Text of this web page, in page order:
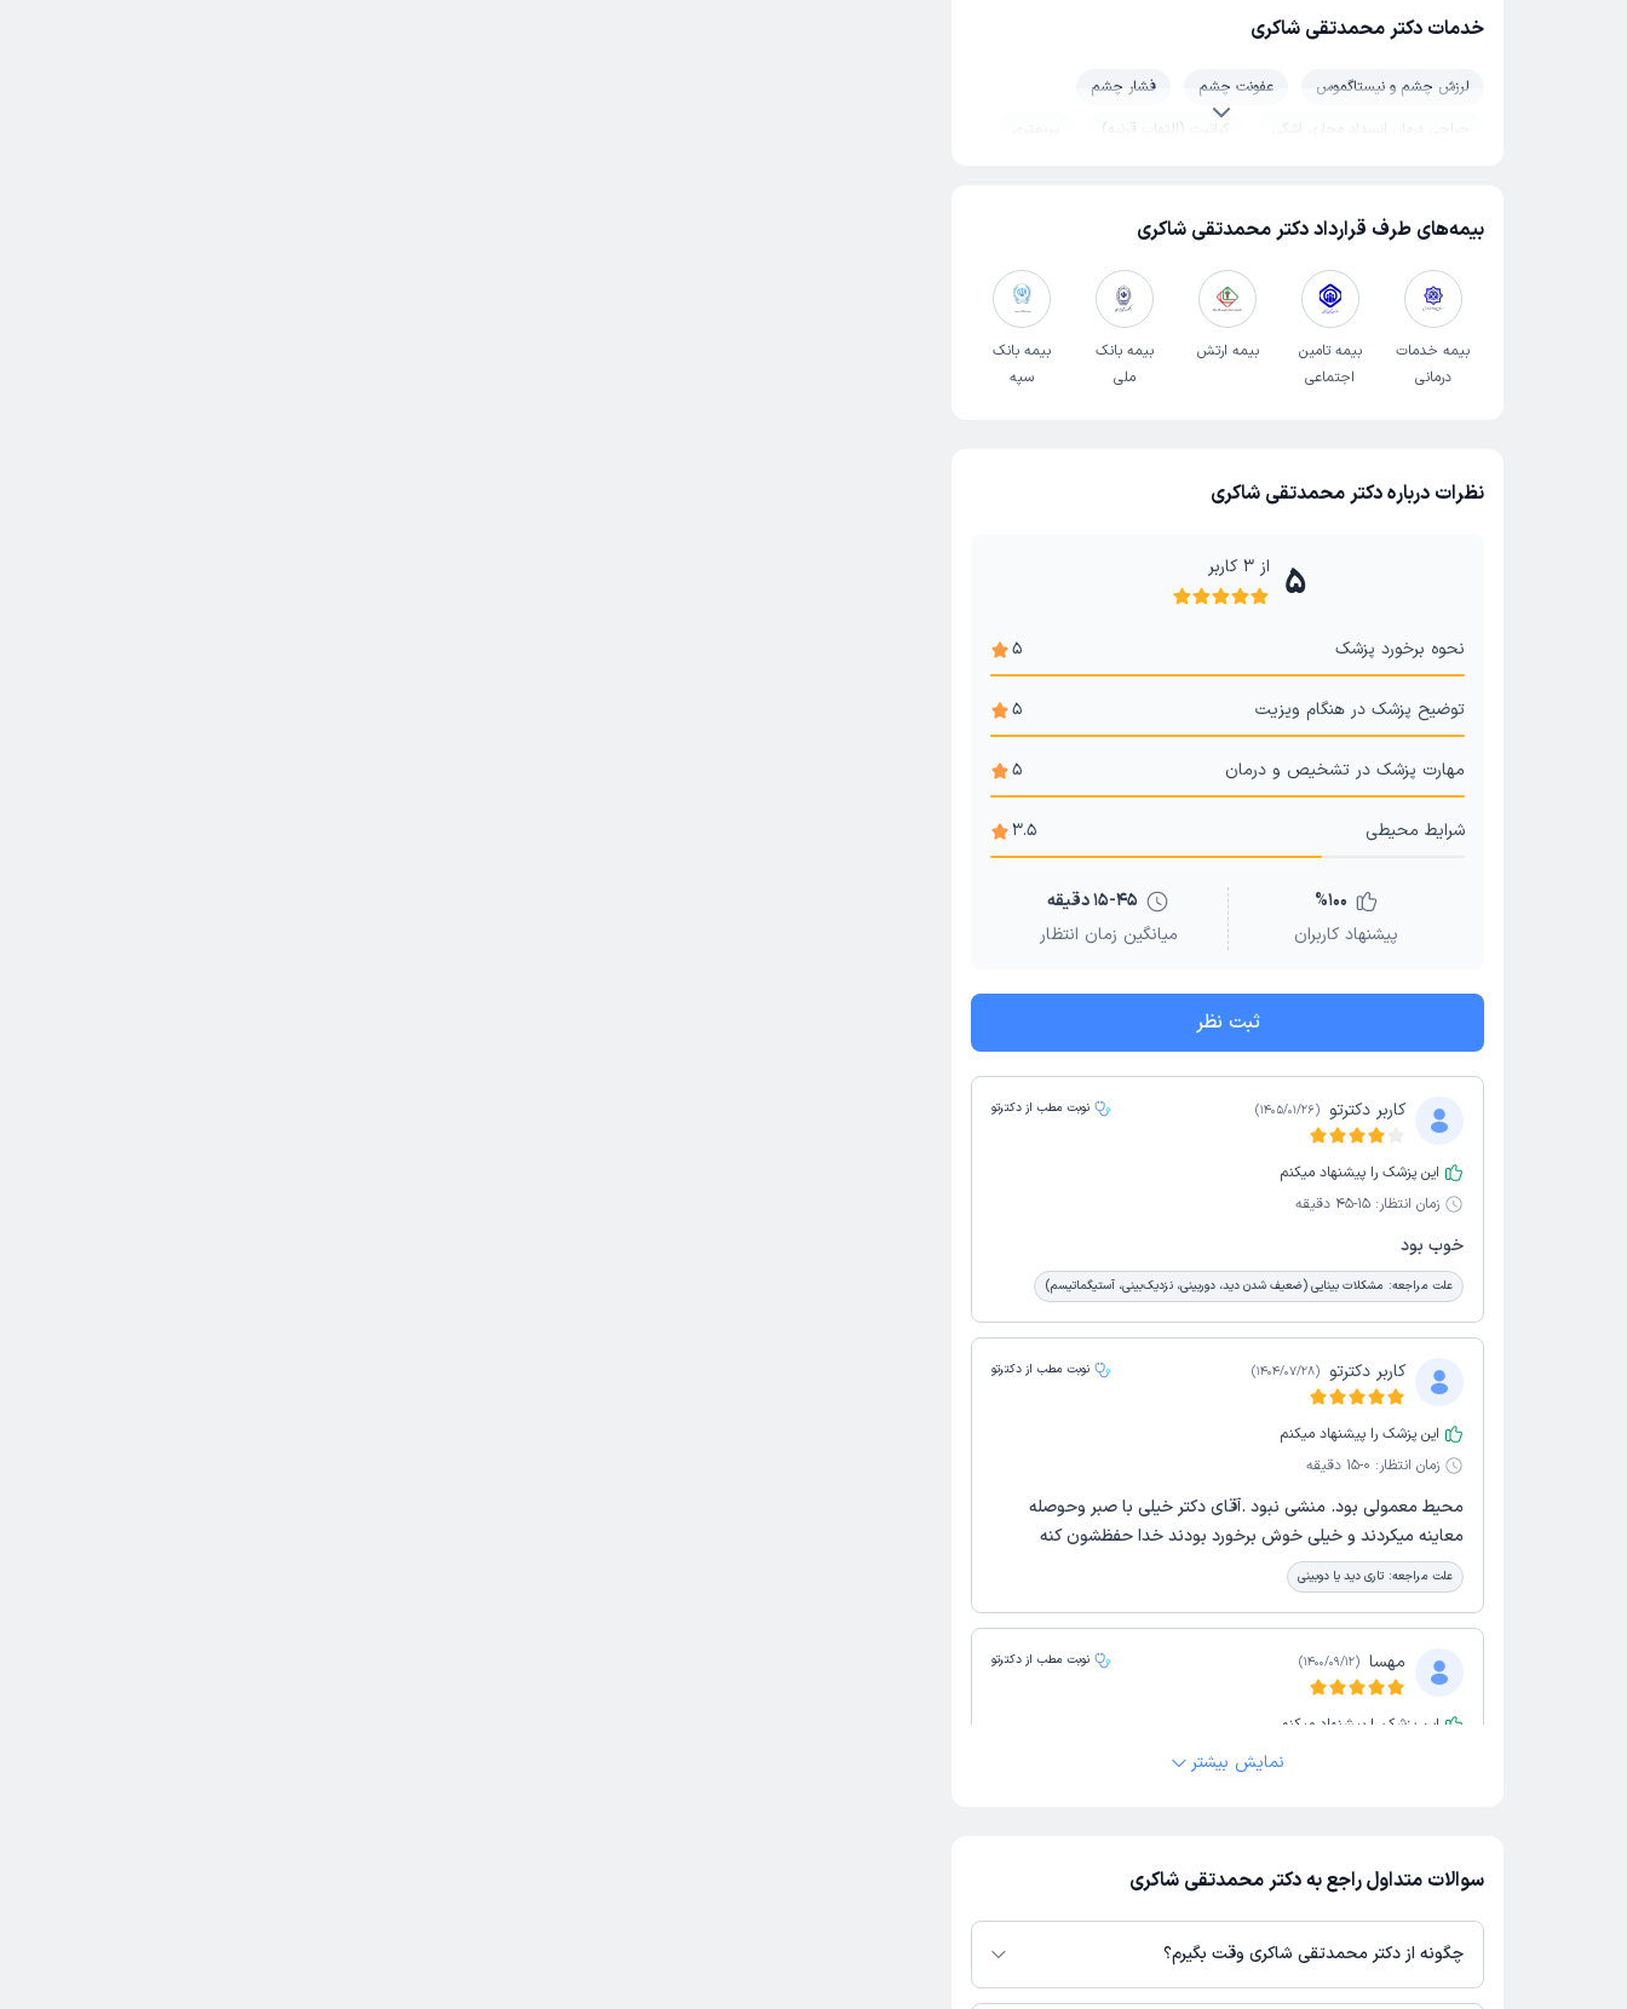
خدمات دکتر محمدتقی شاکری
لرزش چشم و نیستاگموس عفونت چشم
فشار چشم
جراحی درمان انسداد مجاری اشکی
کراتیت (التهاب قرنیه)
آستیگماتیسم چشم
گلوکوم و آب سیاه
تاری دید
عمل آب مروارید (کاتاراکت)
پیوند قرنیه
یووئیت و التهاب چشم
بیمه‌های طرف قرارداد دکتر محمدتقی شاکری
بیمه خدمات
درمانی
بیمه تامین
اجتماعی
بیمه ارتش
بیمه بانک
ملی
بیمه بانک
سپه
نظرات درباره دکتر محمدتقی شاکری
5 از 3کاربر
نحوه برخورد پزشک 5
توضیح پزشک در هنگام ویزیت 5
مهارت پزشک در تشخیص و درمان 5
شرایط محیطی 3.5
%100
پیشنهاد کاربران
15-45 دقیقه
میانگین زمان انتظار
ثبت نظر
کاربر دکترتو (
1405/01/26
) نوبت مطب از دکترتو
این پزشک را پیشنهاد میکنم
زمان انتظار: 15-45 دقیقه
خوب بود
علت مراجعه: مشکلات بینایی (ضعیف شدن دید، دوربینی، نزدیک‌بینی، آستیگماتیسم)
کاربر دکترتو (
1404/07/28
) نوبت مطب از دکترتو
این پزشک را پیشنهاد میکنم
زمان انتظار: 0-15 دقیقه
محیط معمولی بود. منشی نبود .آقای دکتر خیلی با صبر وحوصله
معاینه میکردند و خیلی خوش برخورد بودند خدا حفظشون کنه
علت مراجعه: تاری دید یا دوبینی
مهسا (
1400/09/12
) نوبت مطب از دکترتو
این پزشک را پیشنهاد میکنم
نمایش بیشتر
سوالات متداول راجع به دکتر محمدتقی شاکری
چگونه از دکتر محمدتقی شاکری وقت بگیرم؟
در صورتی کهدکتر محمدتقی شاکریدارای پروفایل فعال و نوبت‌دهی باز در پلتفرم دکترتو